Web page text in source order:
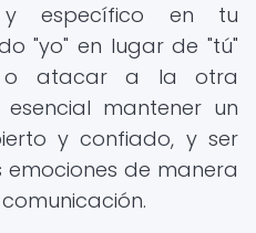
específico en tu
"yo" en lugar de "tú"
o atacar a la otra
mantener un
y confiado, y ser
de manera